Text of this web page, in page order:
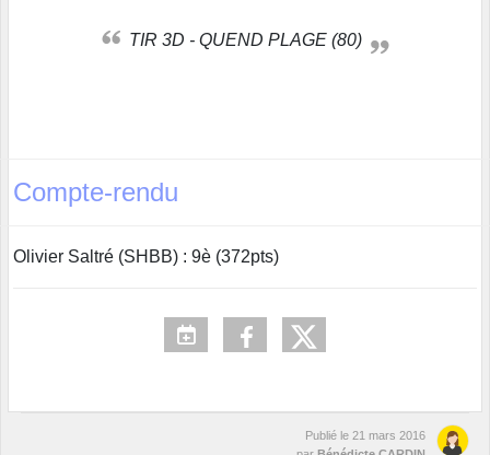
TIR 3D - QUEND PLAGE (80)
Compte-rendu
Olivier Saltré (SHBB) : 9è (372pts)
Publié le 21 mars 2016